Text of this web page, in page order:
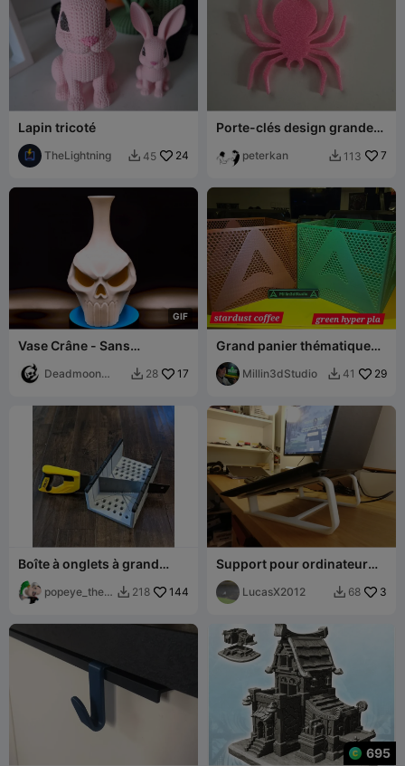
Lapin tricoté
TheLightning  45 24
Porte-clés design grande
peterkan  113 7
GIF
Vase Crâne - Sans
Deadmoon
 28 17
Grand panier thématique
au logo Creality -
Rangement décoratif
d'intérieur
Millin3dStudio  41 29
Boîte à onglets à grand
serrage
popeye_the_
 218 144
Support pour ordinateur
portable 15"
LucasX2012  68 3
695